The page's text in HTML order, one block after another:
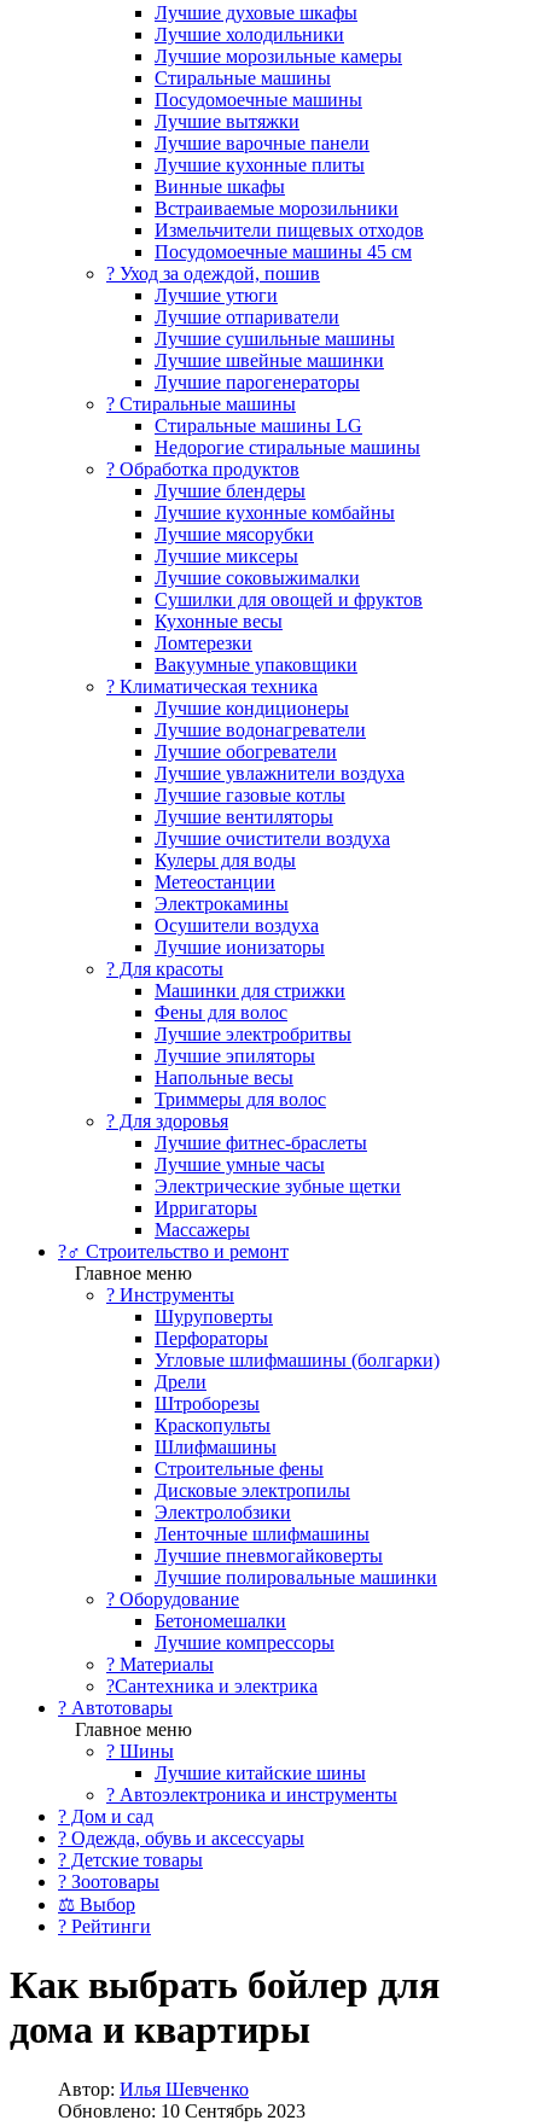
Лучшие духовые шкафы
Лучшие холодильники
Лучшие морозильные камеры
Стиральные машины
Посудомоечные машины
Лучшие вытяжки
Лучшие варочные панели
Лучшие кухонные плиты
Винные шкафы
Встраиваемые морозильники
Измельчители пищевых отходов
Посудомоечные машины 45 см
? Уход за одеждой, пошив
Лучшие утюги
Лучшие отпариватели
Лучшие сушильные машины
Лучшие швейные машинки
Лучшие парогенераторы
? Стиральные машины
Стиральные машины LG
Недорогие стиральные машины
? Обработка продуктов
Лучшие блендеры
Лучшие кухонные комбайны
Лучшие мясорубки
Лучшие миксеры
Лучшие соковыжималки
Сушилки для овощей и фруктов
Кухонные весы
Ломтерезки
Вакуумные упаковщики
?️ Климатическая техника
Лучшие кондиционеры
Лучшие водонагреватели
Лучшие обогреватели
Лучшие увлажнители воздуха
Лучшие газовые котлы
Лучшие вентиляторы
Лучшие очистители воздуха
Кулеры для воды
Метеостанции
Электрокамины
Осушители воздуха
Лучшие ионизаторы
? Для красоты
Машинки для стрижки
Фены для волос
Лучшие электробритвы
Лучшие эпиляторы
Напольные весы
Триммеры для волос
? Для здоровья
Лучшие фитнес-браслеты
Лучшие умные часы
Электрические зубные щетки
Ирригаторы
Массажеры
?‍♂️ Строительство и ремонт
Главное меню
?️ Инструменты
Шуруповерты
Перфораторы
Угловые шлифмашины (болгарки)
Дрели
Штроборезы
Краскопульты
Шлифмашины
Строительные фены
Дисковые электропилы
Электролобзики
Ленточные шлифмашины
Лучшие пневмогайковерты
Лучшие полировальные машинки
?️ Оборудование
Бетономешалки
Лучшие компрессоры
? Материалы
?Сантехника и электрика
? Автотовары
Главное меню
? Шины
Лучшие китайские шины
? Автоэлектроника и инструменты
? Дом и сад
? Одежда, обувь и аксессуары
? Детские товары
? Зоотовары
⚖ Выбор
? Рейтинги
Как выбрать бойлер для
дома и квартиры
Автор: Илья Шевченко
Обновлено: 10 Сентябрь 2023